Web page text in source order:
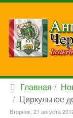
Главная
Циркульное
Вторник, 21 августа